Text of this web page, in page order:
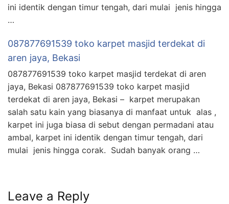
ini identik dengan timur tengah, dari mulai jenis hingga
…
087877691539 toko karpet masjid terdekat di
aren jaya, Bekasi
087877691539 toko karpet masjid terdekat di aren
jaya, Bekasi 087877691539 toko karpet masjid
terdekat di aren jaya, Bekasi – karpet merupakan
salah satu kain yang biasanya di manfaat untuk alas ,
karpet ini juga biasa di sebut dengan permadani atau
ambal, karpet ini identik dengan timur tengah, dari
mulai jenis hingga corak. Sudah banyak orang …
Leave a Reply